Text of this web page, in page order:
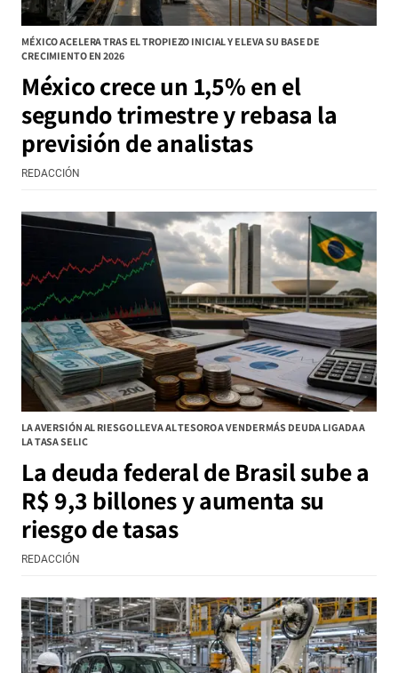
MÉXICO ACELERA TRAS EL TROPIEZO INICIAL Y ELEVA SU BASE DE
CRECIMIENTO EN 2026
México crece un 1,5% en el
segundo trimestre y rebasa la
previsión de analistas
REDACCIÓN
LA AVERSIÓN AL RIESGO LLEVA AL TESORO A VENDER MÁS DEUDA LIGADA A
LA TASA SELIC
La deuda federal de Brasil sube a
R$ 9,3 billones y aumenta su
riesgo de tasas
REDACCIÓN